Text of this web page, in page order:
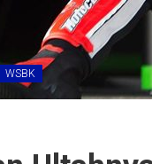
WSBK